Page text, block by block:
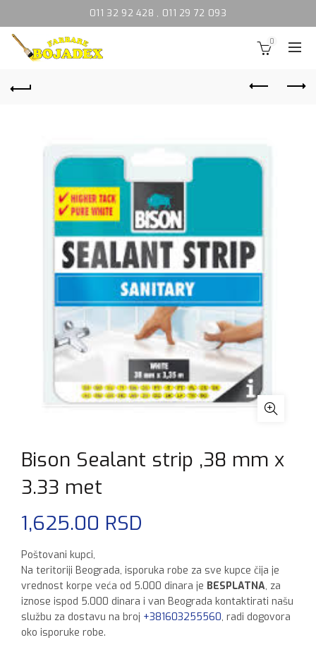
011 32 92 428 , 011 29 72 093
0
Bison Sealant strip ,38 mm x
3.33 met
1,625.00 RSD
Poštovani kupci,
Na teritoriji Beograda, isporuka robe za sve kupce čija je
vrednost korpe veća od 5.000 dinara je BESPLATNA, za
iznose ispod 5.000 dinara i van Beograda kontaktirati našu
službu za dostavu na broj +381603255560, radi dogovora
oko isporuke robe.